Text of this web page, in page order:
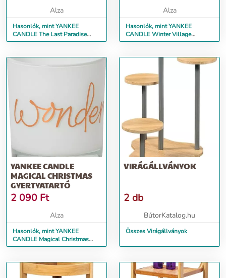
Alza
Hasonlók, mint YANKEE
CANDLE The Last Paradise
Gyertyatartó
Alza
Hasonlók, mint YANKEE
CANDLE Winter Village
Gyertyatartó
YANKEE CANDLE
MAGICAL CHRISTMAS
GYERTYATARTÓ
2 090 Ft
Alza
Hasonlók, mint YANKEE
CANDLE Magical Christmas
Gyertyatartó
VIRÁGÁLLVÁNYOK
2 db
BútorKatalog.hu
Összes Virágállványok